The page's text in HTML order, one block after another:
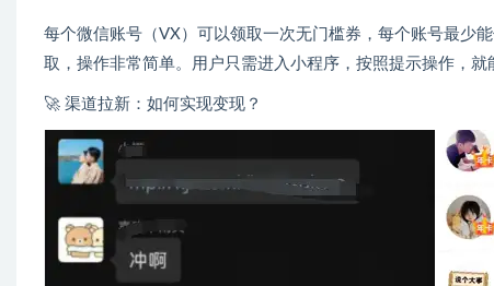
每个微信账号（VX）可以领取一次无门槛券，每个账号最少
取，操作非常简单。用户只需进入小程序，按照提示操作，
🚀 渠道拉新：如何实现变现？